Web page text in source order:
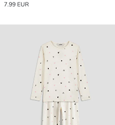
7.99 EUR